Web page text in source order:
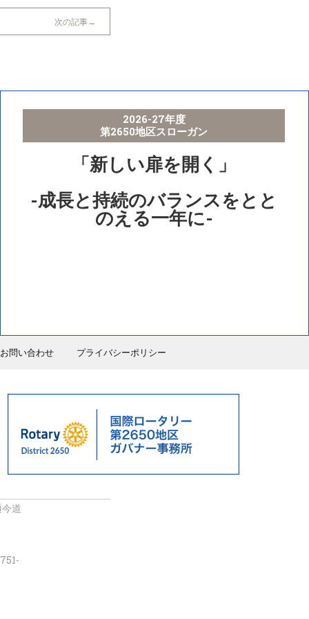
次の記事
2026-27年度
第2650地区スローガン
「新しい扉を開く」
-成長と持続のバランスをとと
のえる一年に-
お問い合わせ プライバシーポリシー
道